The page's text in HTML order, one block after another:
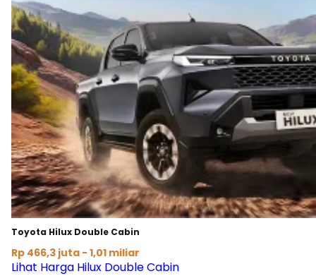
Toyota Hilux Double Cabin
Rp 466,3 juta - 1,01 miliar
Lihat Harga Hilux Double Cabin